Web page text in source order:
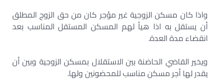
واذا كان مسكن الزوجية غير مؤجر كان من حق الزوج المطلق
أن يستقل به اذا هيأ لهم المسكن المستقل المناسب بعد
انقضاء مدة العدة.
ويخير القاضي الحاضنة بين الاستقلال بمسكن الزوجية وبين أن
يقدر لها أجر مسكن مناسب للمحضونين ولها.